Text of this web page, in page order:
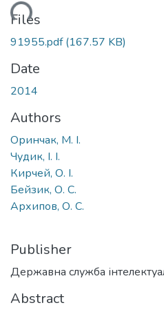
Files
91955.pdf(167.57 KB)
Date
2014
Authors
Оринчак, М. І.
Чудик, І. І.
Кирчей, О. І.
Бейзик, О. С.
Архипов, О. С.
Publisher
Державна служба
Abstract